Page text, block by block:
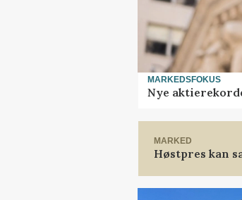
MARKEDSFOKUS
Nye
MARKED
Høstpres kan